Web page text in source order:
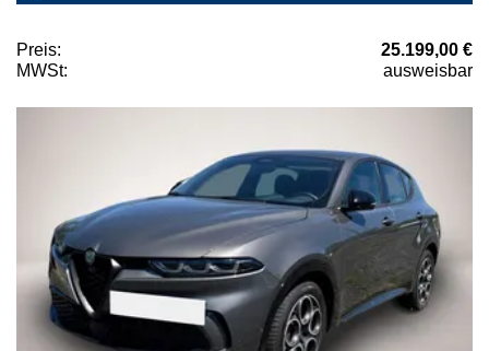
Preis:
25.199,00 €
MWSt:
ausweisbar